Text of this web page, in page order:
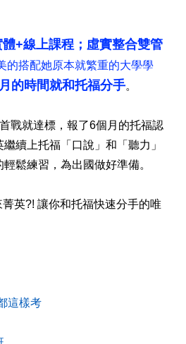
+線上課程；虛實整合雙管
的搭配她原本就繁重的大學學
的時間就和托福分手。
戰就達標，報了6個月的托福認
續上托福「口說」和「聽力」
鬆練習，為出國做好準備。
英?! 讓你和托福快速分手的唯
這樣考